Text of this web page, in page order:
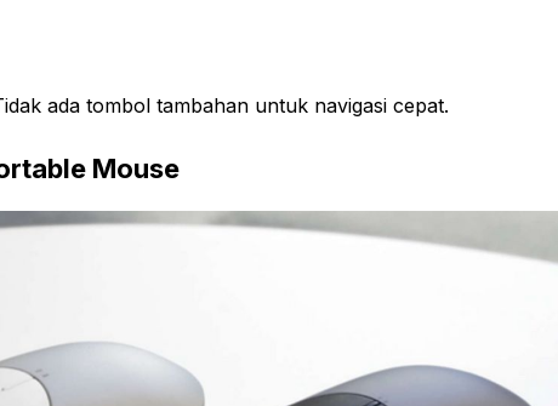
ada tombol tambahan untuk navigasi cepat.
Mouse